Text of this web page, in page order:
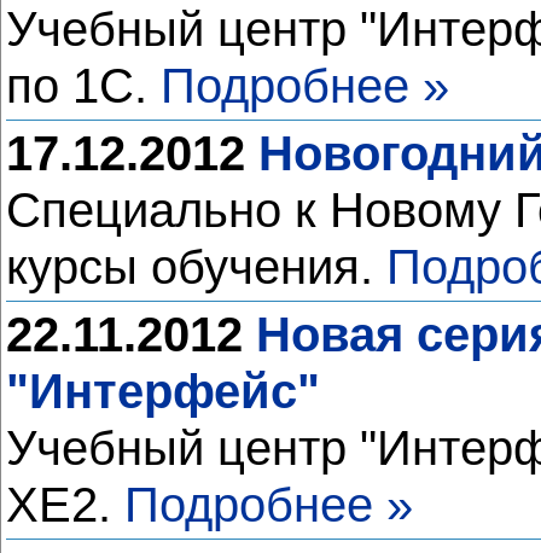
Учебный центр
по 1С. Подробнее »
17.12.2012
Специально к Новому
курсы обучения.
22.11.2012 Новая
"Интерфейс"
Учебный центр
XE2. Подробнее »